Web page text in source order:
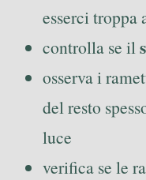
esserci troppa
controlla se il
osserva i
del resto
luce
verifica se le